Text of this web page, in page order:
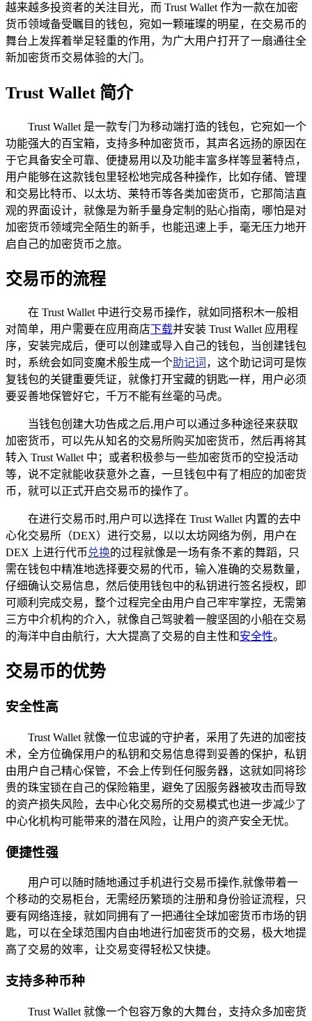
越来越多投资者的关注目光，而 Trust Wallet 作为一款在加密
货币领域备受瞩目的钱包，宛如一颗璀璨的明星，在交易币的
舞台上发挥着举足轻重的作用，为广大用户打开了一扇通往全
新加密货币交易体验的大门。
Trust Wallet 简介
Trust Wallet 是一款专门为移动端打造的钱包，它宛如一个
功能强大的百宝箱，支持多种加密货币，其声名远扬的原因在
于它具备安全可靠、便捷易用以及功能丰富多样等显著特点，
用户能够在这款钱包里轻松地完成各种操作，比如存储、管理
和交易比特币、以太坊、莱特币等各类加密货币，它那简洁直
观的界面设计，就像是为新手量身定制的贴心指南，哪怕是对
加密货币领域完全陌生的新手，也能迅速上手，毫无压力地开
启自己的加密货币之旅。
交易币的流程
在 Trust Wallet 中进行交易币操作，就如同搭积木一般相
对简单，用户需要在应用商店下载并安装 Trust Wallet 应用程
序，安装完成后，便可以创建或导入自己的钱包，当创建钱包
时，系统会如同变魔术般生成一个助记词 ，这个助记词可是恢
复钱包的关键重要凭证，就像打开宝藏的钥匙一样，用户必须
要妥善地保管好它，千万不能有丝毫的马虎。
当钱包创建大功告成之后,用户可以通过多种途径来获取
加密货币，可以先从知名的交易所购买加密货币，然后再将其
转入 Trust Wallet 中；或者积极参与一些加密货币的空投活动
等，说不定就能收获意外之喜，一旦钱包中有了相应的加密货
币，就可以正式开启交易币的操作了。
在进行交易币时,用户可以选择在 Trust Wallet 内置的去中
心化交易所（DEX）进行交易，以以太坊网络为例，用户在
DEX 上进行代币 兑换的过程就像是一场有条不紊的舞蹈，只
需在钱包中精准地选择要交易的代币，输入准确的交易数量，
仔细确认交易信息，然后使用钱包中的私钥进行签名授权，即
可顺利完成交易，整个过程完全由用户自己牢牢掌控，无需第
三方中介机构的介入，就像自己驾驶着一艘坚固的小船在交易
的海洋中自由航行，大大提高了交易的自主性和安全性。
交易币的优势
安全性高
Trust Wallet 就像一位忠诚的守护者，采用了先进的加密技
术，全方位确保用户的私钥和交易信息得到妥善的保护，私钥
由用户自己精心保管，不会上传到任何服务器，这就如同将珍
贵的珠宝锁在自己的保险箱里，避免了因服务器被攻击而导致
的资产损失风险，去中心化交易所的交易模式也进一步减少了
中心化机构可能带来的潜在风险，让用户的资产安全无忧。
便捷性强
用户可以随时随地通过手机进行交易币操作,就像带着一
个移动的交易柜台，无需经历繁琐的注册和身份验证流程，只
要有网络连接，就如同拥有了一把通往全球加密货币市场的钥
匙，可以在全球范围内自由地进行加密货币的交易，极大地提
高了交易的效率，让交易变得轻松又快捷。
支持多种币种
Trust Wallet 就像一个包容万象的大舞台，支持众多加密货